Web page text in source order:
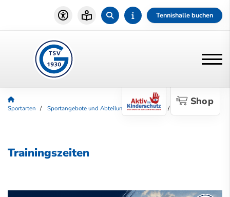
Tennishalle buchen
Shop
Sportarten Sportangebote und Abteilungen Fußball Trainingszeiten
Trainingszeiten